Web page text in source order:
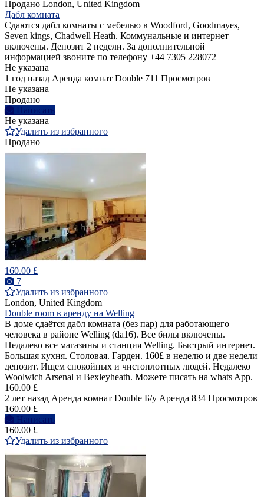
Продано London, United Kingdom
Дабл комната
Сдаются дабл комнаты с мебелью в Woodford, Goodmayes,
Seven kings, Chadwell Heath. Коммунальные и интернет
включены. Депозит 2 недели. За дополнительной
информацией звоните по телефону +44 7305 228072
Не указана
1 год назад Аренда комнат Double 711 Просмотров
Не указана
Продано
Написать
Не указана
Удалить из избранного
Продано
160.00 £
7
Удалить из избранного
London, United Kingdom
Double room в аренду на Welling
В доме сдаётся дабл комната (без пар) для работающего
человека в районе Welling (da16). Все билы включены.
Недалеко все магазины и станция Welling. Быстрый интернет.
Большая кухня. Столовая. Гарден. 160£ в неделю и две недели
депозит. Ищем спокойных и чистоплотных людей. Недалеко
Woolwich Arsenal и Bexleyheath. Можете писать на whats App.
160.00 £
2 лет назад Аренда комнат Double Б/у Аренда 834 Просмотров
160.00 £
Написать
160.00 £
Удалить из избранного